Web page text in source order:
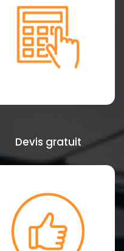
Devis gratuit